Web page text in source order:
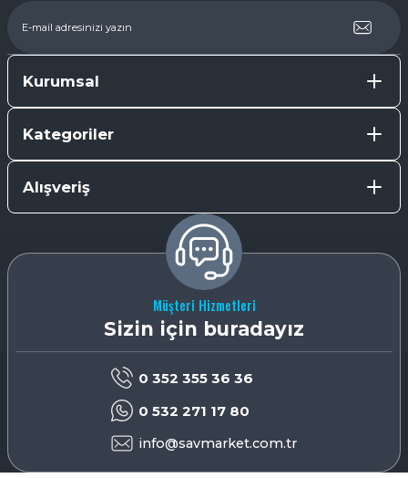
Kurumsal
Kategoriler
Alışveriş
Müşteri Hizmetleri
Sizin için buradayız
0 352 355 36 36
0 532 271 17 80
info@savmarket.com.tr